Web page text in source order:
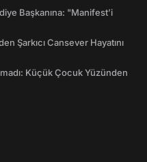
Başkanına: "Manifest’i
Şarkıcı Cansever Hayatını
Küçük Çocuk Yüzünden